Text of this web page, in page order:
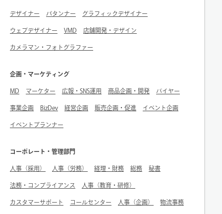
デザイナー パタンナー グラフィックデザイナー
ウェブデザイナー VMD 店舗開発・デザイン
カメラマン・フォトグラファー
企画・マーケティング
MD マーケター 広報・SNS運用 商品企画・開発 バイヤー
事業企画 BizDev 経営企画 販売企画・促進 イベント企画
イベントプランナー
コーポレート・管理部門
人事（採用） 人事（労務） 経理・財務 総務 秘書
法務・コンプライアンス 人事（教育・研修）
カスタマーサポート コールセンター 人事（企画） 物流事務